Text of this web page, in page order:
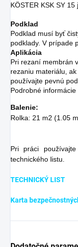
KÖSTER KSK SY
Podklad
Podklad musí byť
podklady. V prípade
Aplikácia
Pri rezaní membrán
rezaniu materiálu,
používajte pevnú
Podrobné
Balenie:
Rolka: 21 m2 (1.05
Pri práci
technického listu.
TECHNICKÝ LIST
Karta